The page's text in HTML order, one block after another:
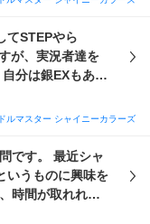
ち込むアイテ
けていない状態
。
ると幸いです。
てSTEPやら
が、実況者達を
分は銀EXもあま
で
ルマスター シャイニーカラーズ
最近シャ
いうものに興味を
時間が取れれば
在この編成(画像